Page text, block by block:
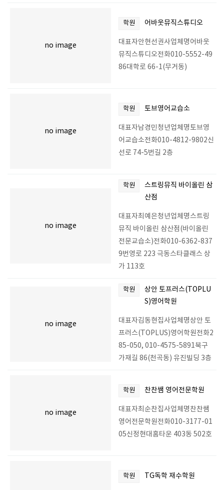
no image
학원 어바웃뮤직스튜디오
대표자안현선권사업체명어바웃
뮤직스튜디오전화010-5552-49
86대학로 66-1(무거동)
no image
학원 토브영어교습소
대표자남경민청년업체명토브영
어교습소전화010-4812-9802신
선로 74-5번길 2층
no image
학원
스트링뮤직 바이올린 삼
산점
대표자최예은청년업체명스트링
뮤직 바이올린 삼산점(바이올린
전문교습소)전화010-6362-837
9번영로 223 극동스타클래스 상
가 113호
no image
학원
상안 토프러스(TOPLU
S)영어학원
대표자김동현집사업체명상안 토
프러스(TOPLUS)영어학원전화2
85-050, 010-4575-5891북구
가재길 86(천곡동) 유진빌딩 3층
no image
학원 찬찬쌤 영어전문학원
대표자최순찬집사업체명찬찬쌤
영어전문학원전화010-3177-01
05신정현대홈타운 403동 502호
학원 TG독학 재수학원